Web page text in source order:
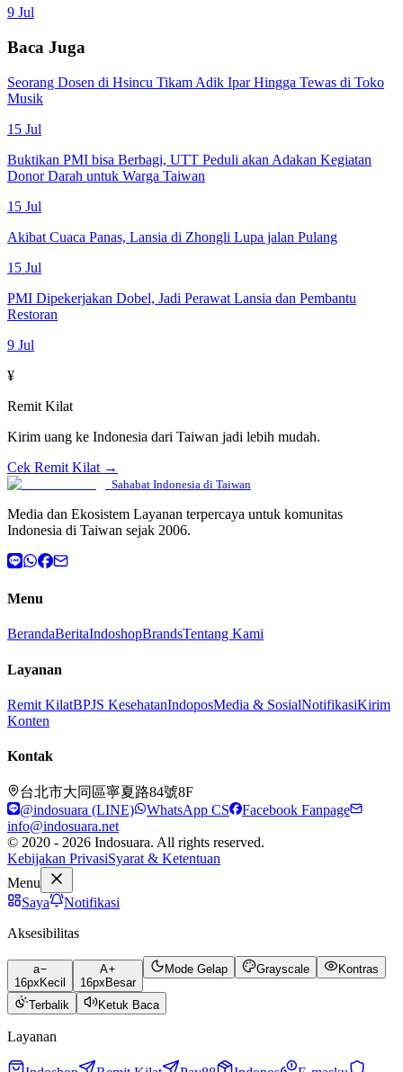
9 Jul
Baca Juga
Seorang Dosen di Hsincu Tikam Adik Ipar Hingga Tewas di Toko
Musik
15 Jul
Buktikan PMI bisa Berbagi, UTT Peduli akan Adakan Kegiatan
Donor Darah untuk Warga Taiwan
15 Jul
Akibat Cuaca Panas, Lansia di Zhongli Lupa jalan Pulang
15 Jul
PMI Dipekerjakan Dobel, Jadi Perawat Lansia dan Pembantu
Restoran
9 Jul
¥
Remit Kilat
Kirim uang ke Indonesia dari Taiwan jadi lebih mudah.
Cek Remit Kilat →
Sahabat Indonesia di Taiwan
Media dan Ekosistem Layanan terpercaya untuk komunitas
Indonesia di Taiwan sejak 2006.
Menu
BerandaBeritaIndoshopBrandsTentang Kami
Layanan
Remit KilatBPJS KesehatanIndoposMedia & SosialNotifikasiKirim
Konten
Kontak
台北市大同區寧夏路84號8F
@indosuara (LINE)
WhatsApp CS
Facebook Fanpage
info@indosuara.net
© 2020 - 2026 Indosuara. All rights reserved.
Kebijakan PrivasiSyarat & Ketentuan
Menu
Saya
Notifikasi
Aksesibilitas
a
16px Kecil
A
16px Besar
Mode Gelap Grayscale Kontras
Terbalik Ketuk Baca
Layanan